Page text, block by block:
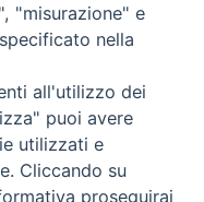
"misurazione" e
nella
all'utilizzo dei
puoi avere
utilizzati e
Cliccando su
proseguirai